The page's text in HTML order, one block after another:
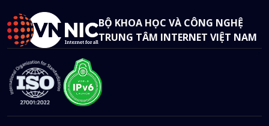
BỘ KHOA HỌC VÀ CÔNG NGHỆ
TRUNG TÂM INTERNET VIỆT NAM